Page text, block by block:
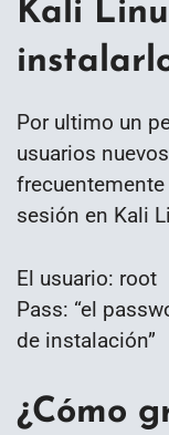
Kali
Por ultimo un
usuarios
sesión en Kali
El usuario: root
Pass: “el
de instalación”
¿Cómo